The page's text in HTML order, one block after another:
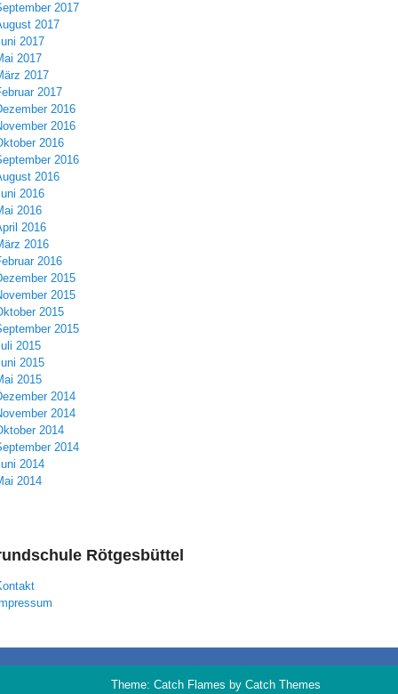
2017
2017
2017
2017
2017
2017
2016
2016
2016
2016
2016
2016
2016
2016
2016
2016
2015
2015
2015
2015
2015
2015
2015
2014
2014
2014
2014
2014
2014
Rötgesbüttel
Theme: Catch Flames by Catch Themes